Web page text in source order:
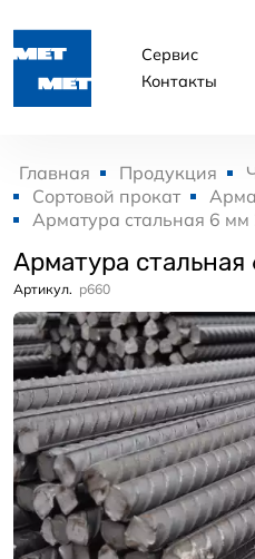
Сервис
Контакты
Главная Продукция
Сортовой прокат
Арматура стальная 6
Арматура
Артикул. p660